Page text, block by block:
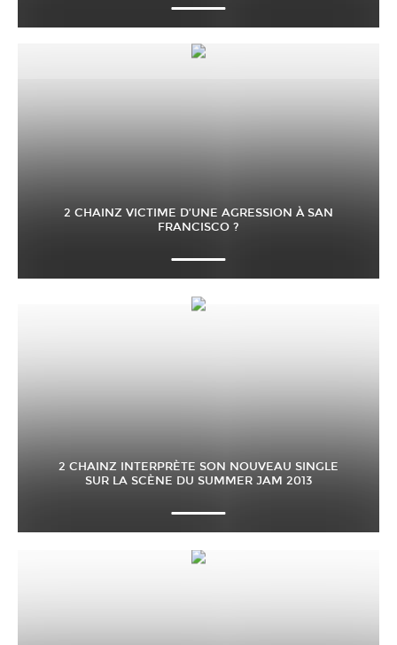
2 CHAINZ VICTIME D’UNE AGRESSION À SAN
FRANCISCO ?
2 CHAINZ INTERPRÈTE SON NOUVEAU SINGLE
SUR LA SCÈNE DU SUMMER JAM 2013